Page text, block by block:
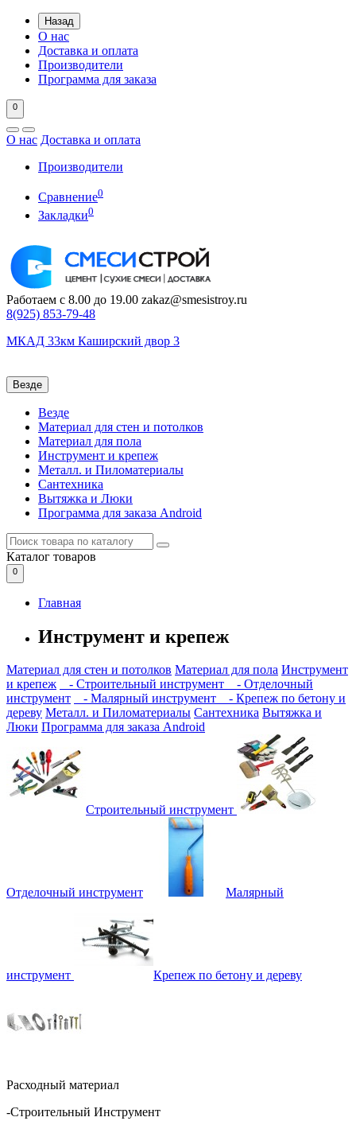
Назад
О нас
Доставка и оплата
Производители
Программа для заказа
0
О нас Доставка и оплата
Производители
Сравнение0
Закладки0
Работаем с 8.00 до 19.00 zakaz@smesistroy.ru
8(925) 853-79-48
МКАД 33км Каширский двор 3
Везде
Везде
Материал для стен и потолков
Материал для пола
Инструмент и крепеж
Металл. и Пиломатериалы
Сантехника
Вытяжка и Люки
Программа для заказа Android
Каталог товаров
0
Главная
Инструмент и крепеж
Материал для стен и потолков Материал для пола Инструмент
и крепеж
- Строительный инструмент
- Отделочный
инструмент
- Малярный инструмент
- Крепеж по бетону и
дереву Металл. и Пиломатериалы Сантехника Вытяжка и
Люки Программа для заказа Android
Строительный инструмент
Отделочный инструмент Малярный
инструмент Крепеж по бетону и дереву
Расходный материал
-Строительный Инструмент